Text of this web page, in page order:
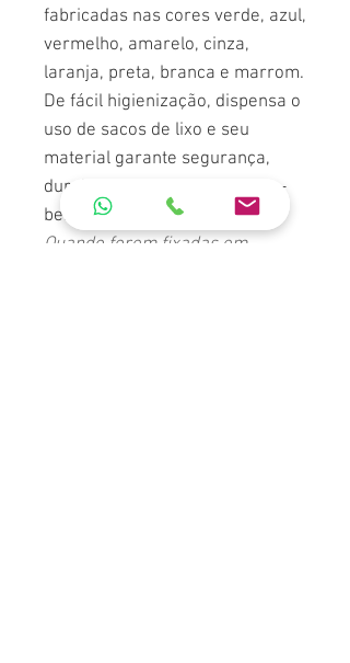
fabricadas nas cores verde, azul,
vermelho, amarelo, cinza,
laranja, preta, branca e marrom.
De fácil higienização, dispensa o
uso de sacos de lixo e seu
material garante segurança,
durabilidade e o melhor custo-
benefício do mercado.
Quando forem fixadas em